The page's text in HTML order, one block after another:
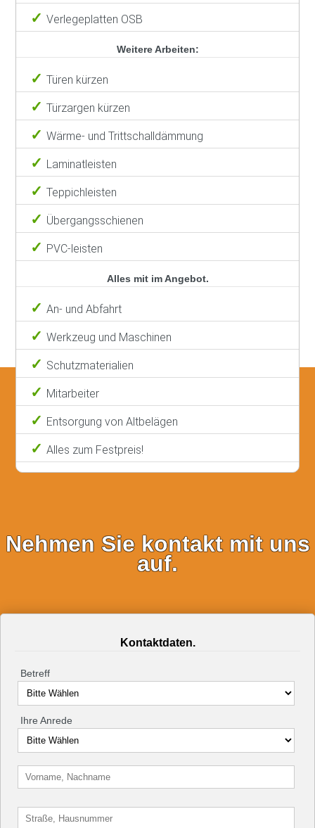
Verlegeplatten OSB
Weitere Arbeiten:
Türen kürzen
Türzargen kürzen
Wärme- und Trittschalldämmung
Laminatleisten
Teppichleisten
Übergangsschienen
PVC-leisten
Alles mit im Angebot.
An- und Abfahrt
Werkzeug und Maschinen
Schutzmaterialien
Mitarbeiter
Entsorgung von Altbelägen
Alles zum Festpreis!
Nehmen Sie kontakt mit uns
auf.
Kontaktdaten.
Betreff
Ihre Anrede